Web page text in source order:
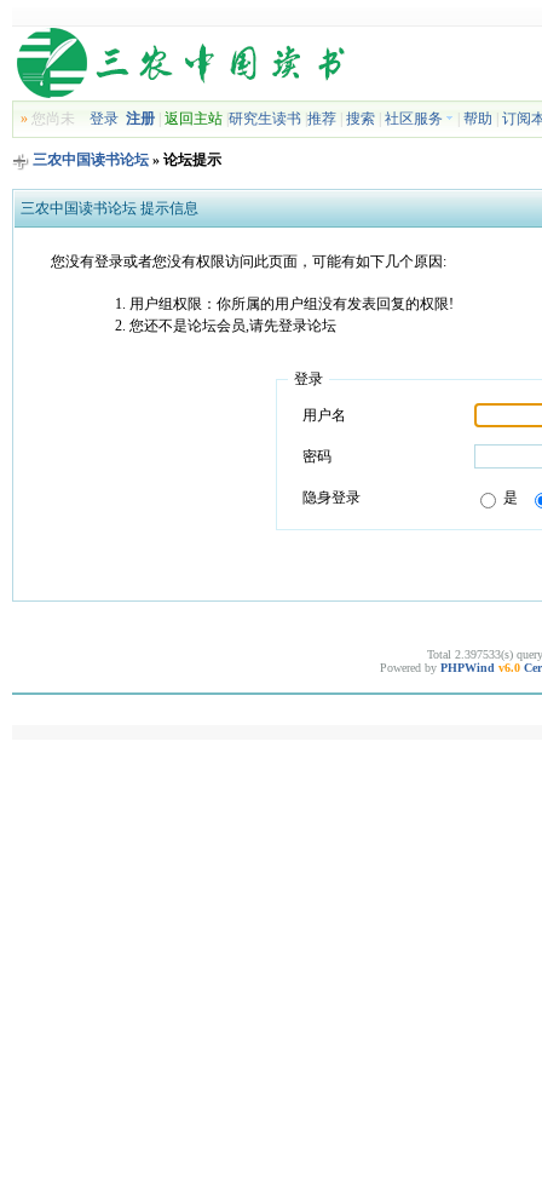
»您尚未 登录 注册| 返回主站| 研究生读书| 推荐| 搜索| 社区服务 帮助 订阅
三农中国读书论坛» 论坛提示
三农中国读书论坛 提示信息
您没有登录或者您没有权限访问此页面，可能有如下几个原因:
用户组权限：你所属的用户组没有发表回复的权限!
您还不是论坛会员,请先登录论坛
登录
用户名
密码
隐身登录 是
Total 2.397533(s)
Powered by PHPWind v6.0